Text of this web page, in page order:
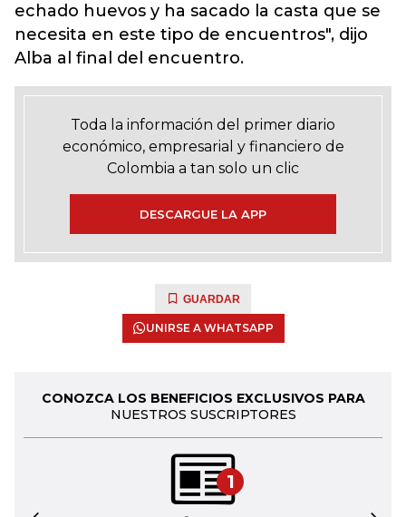
echado huevos y ha sacado la casta que se
necesita en este tipo de encuentros", dijo
Alba al final del encuentro.
Toda la información del primer diario
económico, empresarial y financiero de
Colombia a tan solo un clic
DESCARGUE LA APP
GUARDAR
UNIRSE A WHATSAPP
CONOZCA LOS BENEFICIOS EXCLUSIVOS PARA
NUESTROS SUSCRIPTORES
1